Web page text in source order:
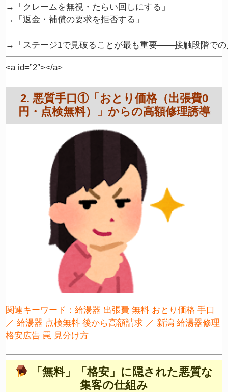
→「クレームを無視・たらい回しにする」
→「返金・補償の要求を拒否する」
<a id=”2″></a>
2. 悪質手口①「おとり価格（出張費0
円・点検無料）」からの高額修理誘導
関連キーワード：給湯器 出張費 無料 おとり価格 手口
／ 給湯器 点検無料 後から高額請求 ／ 新潟 給湯器修理
格安広告 罠 見分け方
「無料」「格安」に隠された悪質な
集客の仕組み